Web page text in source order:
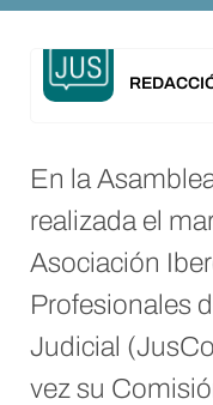
En la
realizada el
Asociación
Profesionales
Judicial
vez su